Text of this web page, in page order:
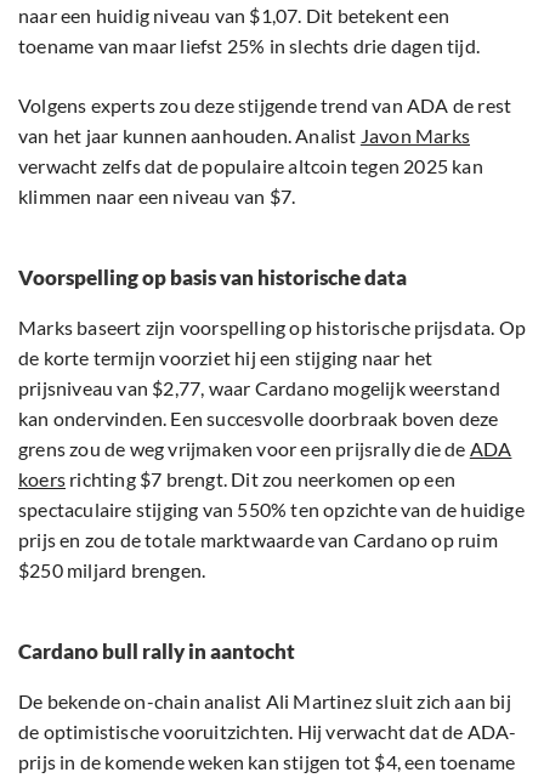
naar een huidig niveau van $1,07. Dit betekent een
toename van maar liefst 25% in slechts drie dagen tijd.
Volgens experts zou deze stijgende trend van ADA de rest
van het jaar kunnen aanhouden. Analist Javon Marks
verwacht zelfs dat de populaire altcoin tegen 2025 kan
klimmen naar een niveau van $7.
Voorspelling op basis van historische data
Marks baseert zijn voorspelling op historische prijsdata. Op
de korte termijn voorziet hij een stijging naar het
prijsniveau van $2,77, waar Cardano mogelijk weerstand
kan ondervinden. Een succesvolle doorbraak boven deze
grens zou de weg vrijmaken voor een prijsrally die de ADA
koers richting $7 brengt. Dit zou neerkomen op een
spectaculaire stijging van 550% ten opzichte van de huidige
prijs en zou de totale marktwaarde van Cardano op ruim
$250 miljard brengen.
Cardano bull rally in aantocht
De bekende on-chain analist Ali Martinez sluit zich aan bij
de optimistische vooruitzichten. Hij verwacht dat de ADA-
prijs in de komende weken kan stijgen tot $4, een toename